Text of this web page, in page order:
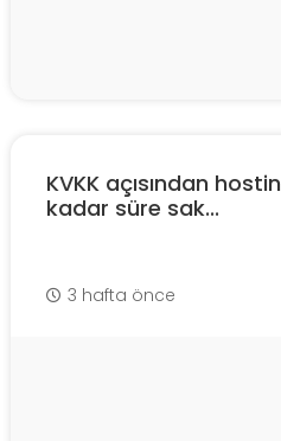
KVKK açısından
kadar süre sak...
3 hafta önce